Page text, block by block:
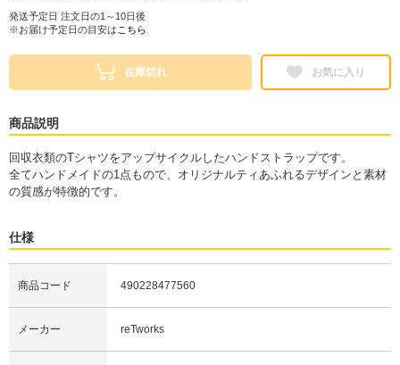
発送予定日 注文日の1～10日後
※お届け予定日の目安は こちら
在庫切れ お気に入り
商品説明
回収衣類のTシャツをアップサイクルしたハンドストラップです。
全てハンドメイドの1点もので、オリジナルティあふれるデザインと素材
の質感が特徴的です。
仕様
商品コード 490228477560
メーカー reTworks